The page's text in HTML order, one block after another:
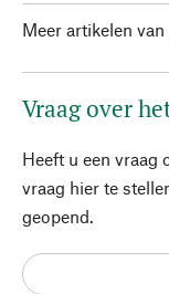
Meer artikelen van
Vraag over
Heeft u een vraag
vraag hier te
geopend.